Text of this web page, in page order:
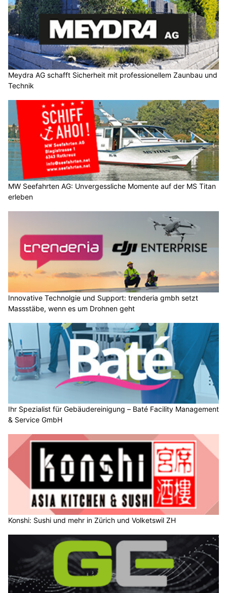
Meydra AG schafft Sicherheit mit professionellem Zaunbau und
Technik
MW Seefahrten AG: Unvergessliche Momente auf der MS Titan
erleben
Innovative Technolgie und Support: trenderia gmbh setzt
Massstäbe, wenn es um Drohnen geht
Ihr Spezialist für Gebäudereinigung – Baté Facility Management
& Service GmbH
Konshi: Sushi und mehr in Zürich und Volketswil ZH